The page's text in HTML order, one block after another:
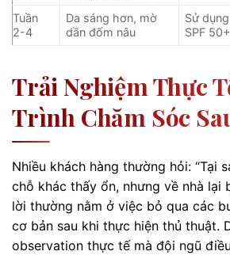
Tuần
2-4
Da sáng hơn, mờ
dần đốm nâu
Sử
SPF
Trải Nghiệm Thực
Trình Chăm Sóc
Nhiều khách hàng thường hỏi: “Tại
chỗ khác thấy ổn, nhưng về nhà lại
lời thường nằm ở việc bỏ qua các
cơ bản sau khi thực hiện thủ thuật.
observation thực tế mà đội ngũ